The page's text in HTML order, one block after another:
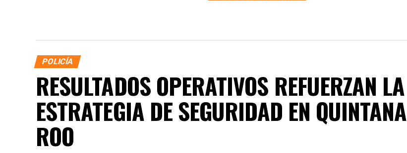
POLICÍA
RESULTADOS OPERATIVOS REFUERZAN LA
ESTRATEGIA DE SEGURIDAD EN QUINTANA
ROO